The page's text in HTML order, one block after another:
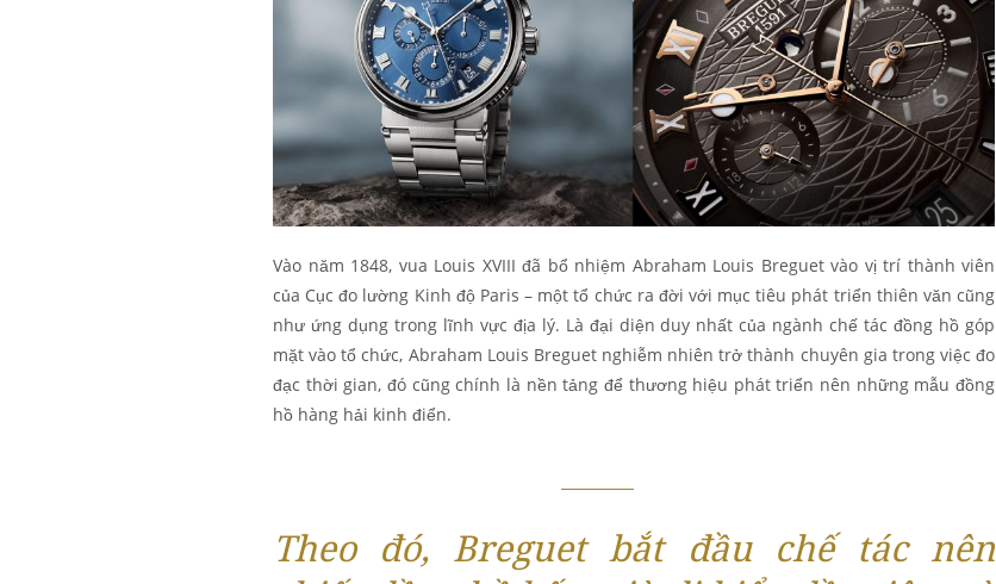
Vào năm 1848, vua Louis XVIII đã bổ nhiệm Abraham Louis Breguet vào vị trí thành viên
của Cục đo lường Kinh độ Paris – một tổ chức ra đời với mục tiêu phát triển thiên văn cũng
như ứng dụng trong lĩnh vực địa lý. Là đại diện duy nhất của ngành chế tác đồng hồ góp
mặt vào tổ chức, Abraham Louis Breguet nghiễm nhiên trở thành chuyên gia trong việc đo
đạc thời gian, đó cũng chính là nền tảng để thương hiệu phát triển nên những mẫu đồng
hồ hàng hải kinh điển.
Theo đó, Breguet bắt đầu chế tác nên